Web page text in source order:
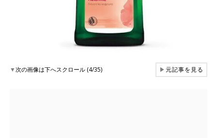
▼次の画像は下へスクロール (4/35) ▶元記事を見る